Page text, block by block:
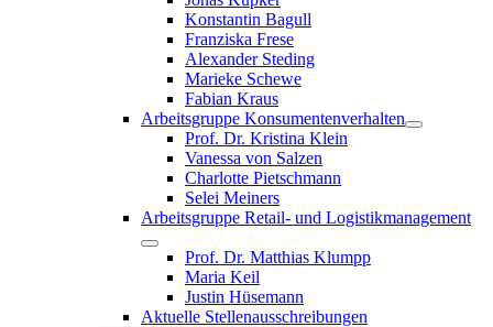
Konstantin Bagull
Franziska Frese
Alexander Steding
Marieke Schewe
Fabian Kraus
Arbeitsgruppe Konsumentenverhalten
Prof. Dr. Kristina Klein
Vanessa von Salzen
Charlotte Pietschmann
Selei Meiners
Arbeitsgruppe Retail- und Logistikmanagement
Prof. Dr. Matthias Klumpp
Maria Keil
Justin Hüsemann
Aktuelle Stellenausschreibungen